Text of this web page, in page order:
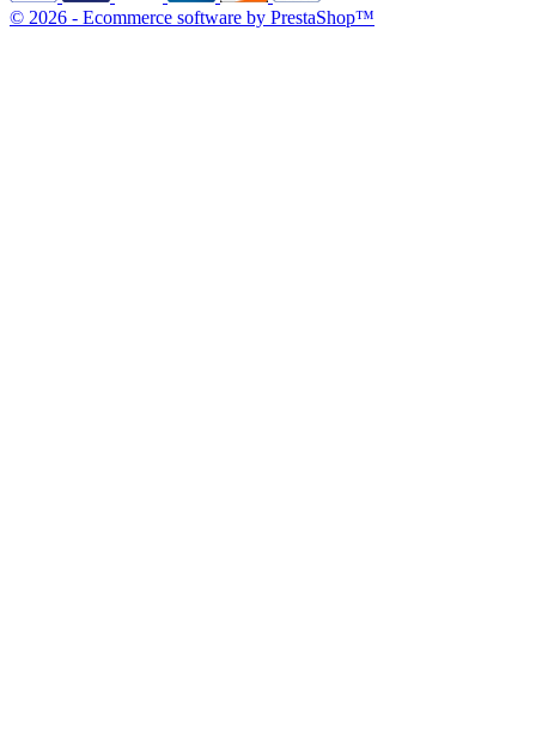
© 2026 - Ecommerce software by PrestaShop™